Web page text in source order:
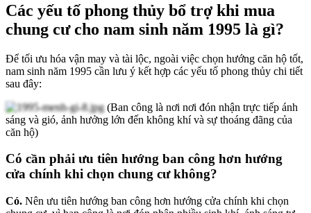
Các yếu tố phong thủy bổ trợ khi mua
chung cư cho nam sinh năm 1995 là gì?
Để tối ưu hóa vận may và tài lộc, ngoài việc chọn hướng căn hộ tốt,
nam sinh năm 1995 cần lưu ý kết hợp các yếu tố phong thủy chi tiết
sau đây:
(Ban công là nơi nơi đón nhận trực tiếp ánh
sáng và gió, ảnh hưởng lớn đến không khí và sự thoáng đãng của
căn hộ)
Có cần phải ưu tiên hướng ban công hơn hướng
cửa chính khi chọn chung cư không?
Có. Nên ưu tiên hướng ban công hơn hướng cửa chính khi chọn